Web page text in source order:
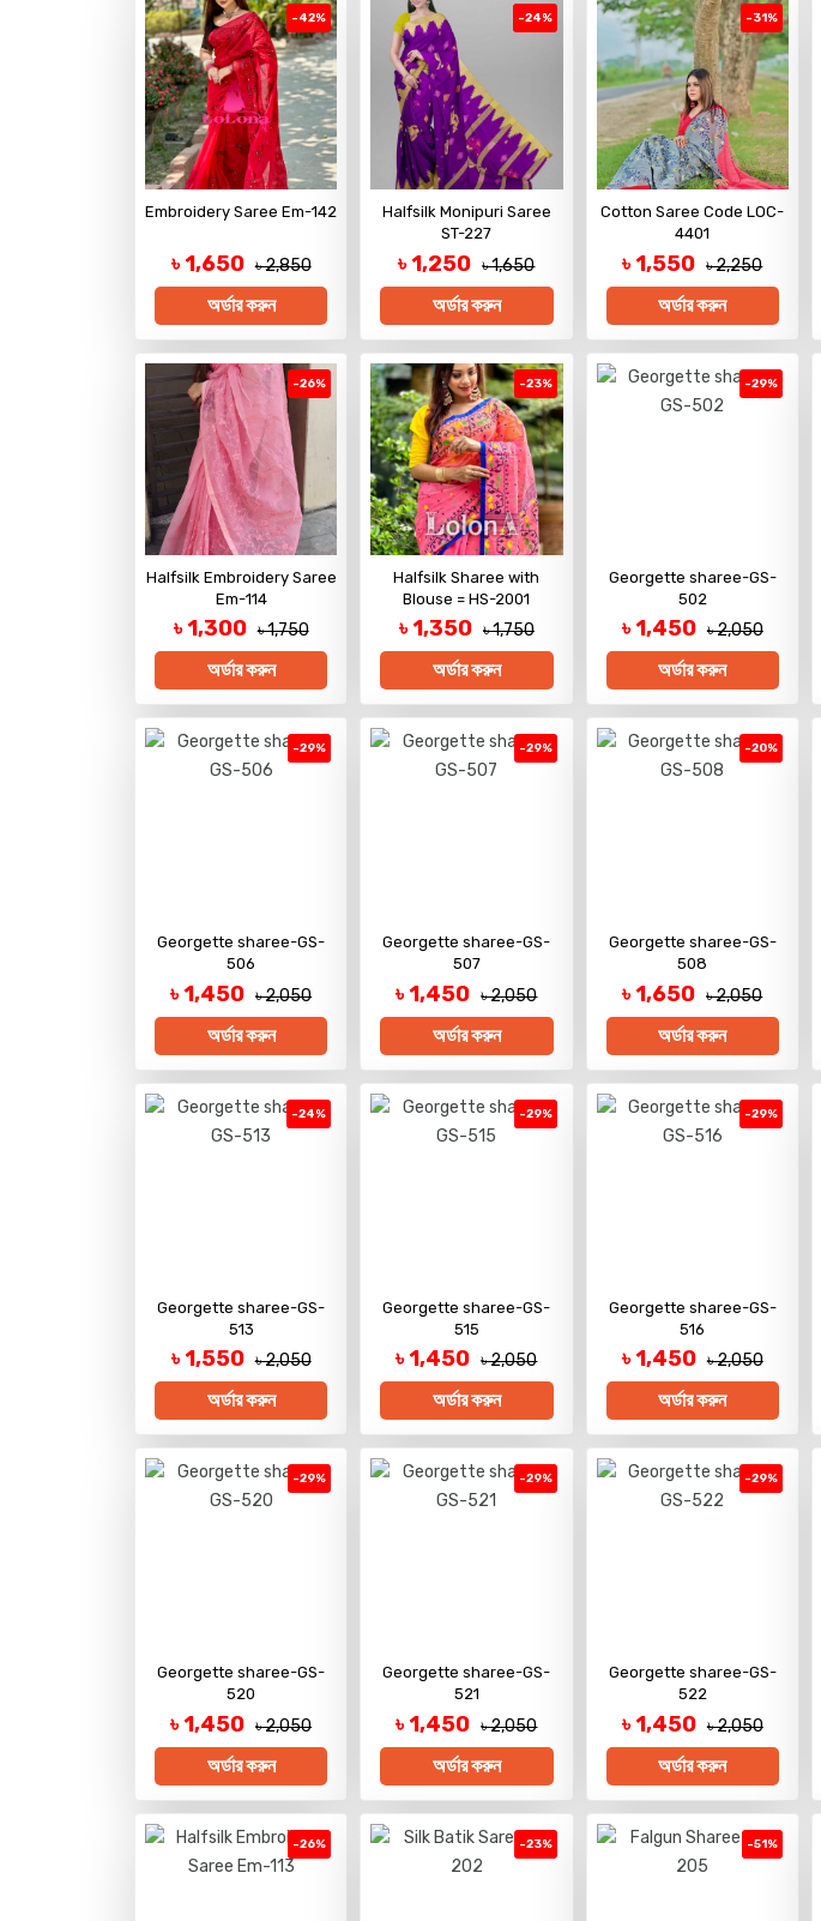
-42%
Embroidery Saree Em-142
৳ 1,650 ৳ 2,850
অর্ডার করুন
-24%
Halfsilk Monipuri Saree
ST-227
৳ 1,250 ৳ 1,650
অর্ডার করুন
-31%
Cotton Saree Code LOC-
4401
৳ 1,550 ৳ 2,250
অর্ডার করুন
-26%
Halfsilk Embroidery Saree
Em-114
৳ 1,300 ৳ 1,750
অর্ডার করুন
-23%
Halfsilk Sharee with
Blouse = HS-2001
৳ 1,350 ৳ 1,750
অর্ডার করুন
-29%
Georgette sharee-GS-
502
৳ 1,450 ৳ 2,050
অর্ডার করুন
-29%
Georgette sharee-GS-
506
৳ 1,450 ৳ 2,050
অর্ডার করুন
-29%
Georgette sharee-GS-
507
৳ 1,450 ৳ 2,050
অর্ডার করুন
-20%
Georgette sharee-GS-
508
৳ 1,650 ৳ 2,050
অর্ডার করুন
-24%
Georgette sharee-GS-
513
৳ 1,550 ৳ 2,050
অর্ডার করুন
-29%
Georgette sharee-GS-
515
৳ 1,450 ৳ 2,050
অর্ডার করুন
-29%
Georgette sharee-GS-
516
৳ 1,450 ৳ 2,050
অর্ডার করুন
-29%
Georgette sharee-GS-
520
৳ 1,450 ৳ 2,050
অর্ডার করুন
-29%
Georgette sharee-GS-
521
৳ 1,450 ৳ 2,050
অর্ডার করুন
-29%
Georgette sharee-GS-
522
৳ 1,450 ৳ 2,050
অর্ডার করুন
-26% -23% -51%